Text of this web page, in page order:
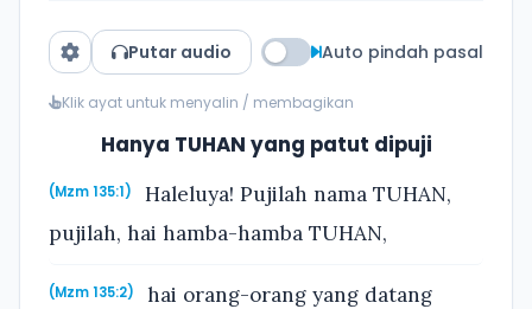
Putar audio Auto pindah pasal
Klik ayat untuk menyalin / membagikan
Hanya TUHAN yang patut dipuji
(Mzm 135:1)
Haleluya! Pujilah nama TUHAN,
pujilah, hai hamba-hamba TUHAN,
(Mzm 135:2)
hai orang-orang yang datang